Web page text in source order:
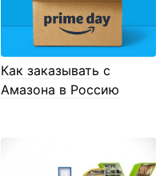
Как заказывать с
Амазона в Россию